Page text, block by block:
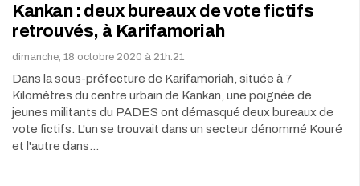
Kankan : deux bureaux de vote fictifs
retrouvés, à Karifamoriah
dimanche, 18 octobre 2020 à 21h:21
Dans la sous-préfecture de Karifamoriah, située à 7
Kilomètres du centre urbain de Kankan, une poignée de
jeunes militants du PADES ont démasqué deux bureaux de
vote fictifs. L'un se trouvait dans un secteur dénommé Kouré
et l'autre dans…